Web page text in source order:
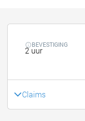
BEVESTIGING
2 uur
Claims